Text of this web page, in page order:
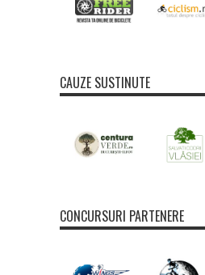
CAUZE SUSTINUTE
CONCURSURI PARTENERE